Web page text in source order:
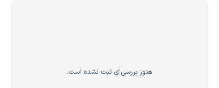
هنوز بررسی‌ای ثبت نشده است.